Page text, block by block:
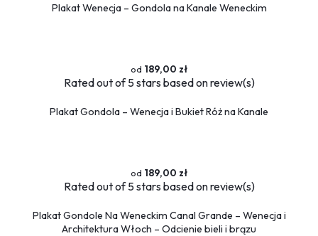
Plakat Wenecja – Gondola na Kanale Weneckim
189,00 zł
Ratedout of 5 stars based onreview(s)
Plakat Gondola – Wenecja i Bukiet Róż na Kanale
189,00 zł
Ratedout of 5 stars based onreview(s)
Plakat Gondole Na Weneckim Canal Grande – Wenecja i
Architektura Włoch – Odcienie bieli i brązu